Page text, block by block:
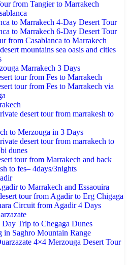
from Tangier to Marrakech
to Marrakech 4-Day Desert Tour
to Marrakech 6-Day Desert Tour
from Casablanca to Marrakech
mountains sea oasis and cities
Marrakech 3 Days
tour from Fes to Marrakech
tour from Fes to Marrakech via
desert tour from marrakesh to
to Merzouga in 3 Days
desert tour from marrakech to
dunes
tour from Marrakech and back
to fes– 4days/3nights
to Marrakech and Essaouira
tour from Agadir to Erg Chigaga
Circuit from Agadir 4 Days
Trip to Chegaga Dunes
in Saghro Mountain Range
4×4 Merzouga Desert Tour